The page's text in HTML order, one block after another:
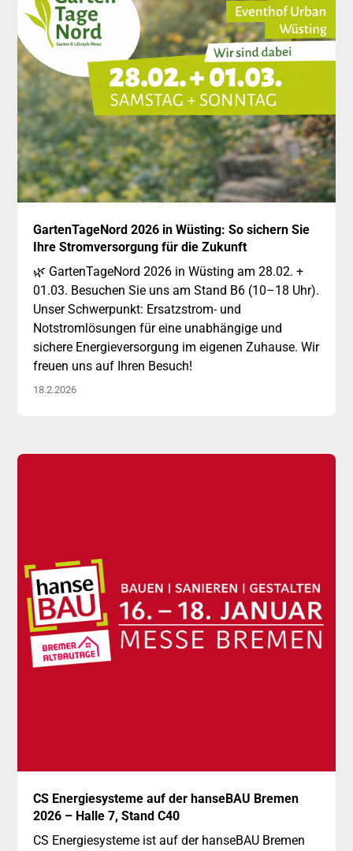
18
Februar
GartenTageNord 2026 in Wüsting: So sichern Sie
Ihre Stromversorgung für die Zukunft
🌿 GartenTageNord 2026 in Wüsting am 28.02. +
01.03. Besuchen Sie uns am Stand B6 (10–18 Uhr).
Unser Schwerpunkt: Ersatzstrom- und
Notstromlösungen für eine unabhängige und
sichere Energieversorgung im eigenen Zuhause. Wir
freuen uns auf Ihren Besuch!
18.2.2026
15
Dezember
CS Energiesysteme auf der hanseBAU Bremen
2026 – Halle 7, Stand C40
CS Energiesysteme ist auf der hanseBAU Bremen